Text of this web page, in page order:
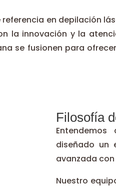
en depilación
la innovación y la
se fusionen para
Filosofía
diseñado un
avanzada
Nuestro